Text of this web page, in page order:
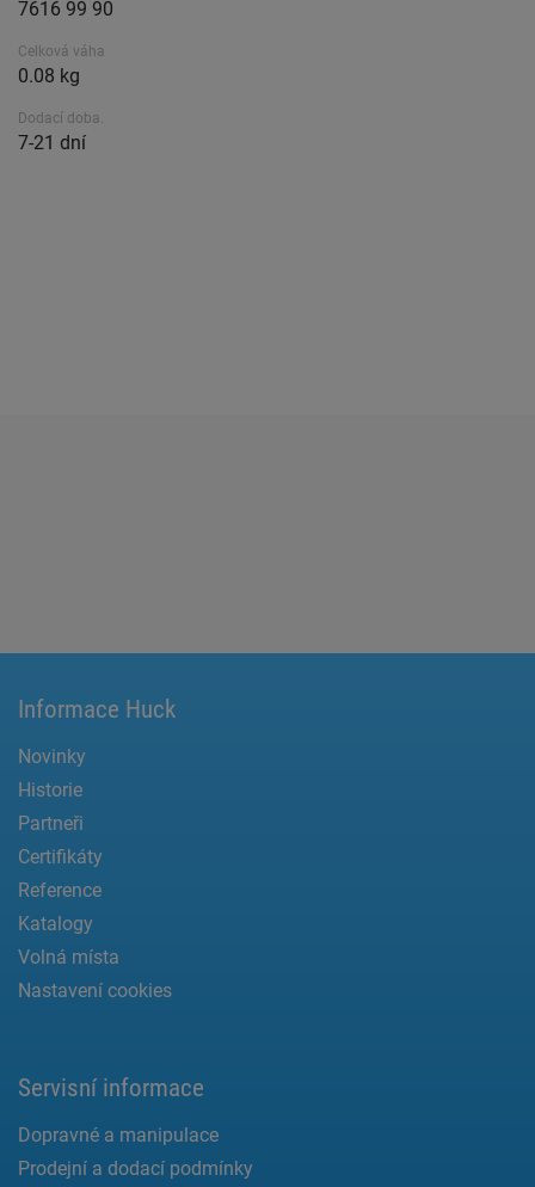
7616 99 90
Celková váha
0.08 kg
Dodací doba.
7-21 dní
Informace Huck
Novinky
Historie
Partneři
Certifikáty
Reference
Katalogy
Volná místa
Nastavení cookies
Servisní informace
Dopravné a manipulace
Prodejní a dodací podmínky